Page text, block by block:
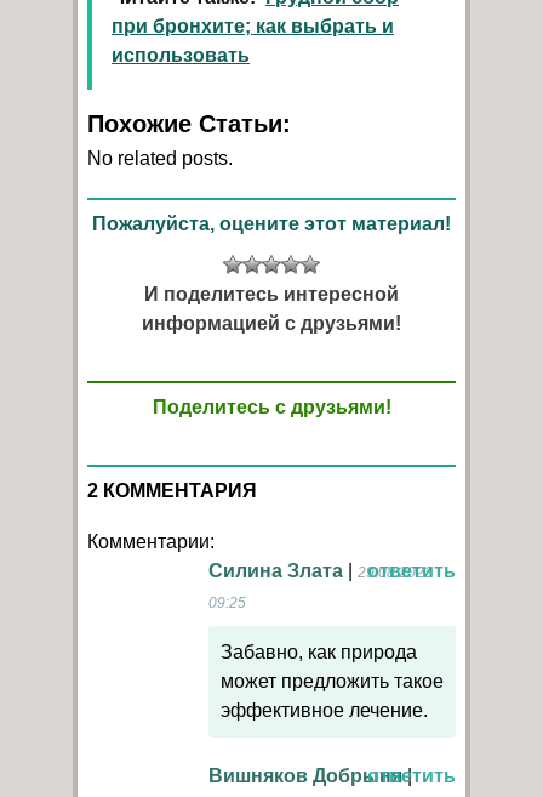
при бронхите; как выбрать и
использовать
Похожие Статьи:
No related posts.
Пожалуйста, оцените этот материал!
И поделитесь интересной
информацией с друзьями!
Поделитесь с друзьями!
2 КОММЕНТАРИЯ
Комментарии:
Силина Злата
29.08.2023
09:25
ответить
Забавно, как природа
может предложить такое
эффективное лечение.
Вишняков Добрыня|
ответить